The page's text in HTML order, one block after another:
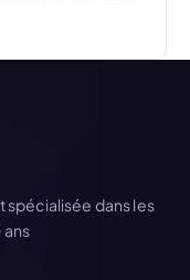
spécialisée dans les